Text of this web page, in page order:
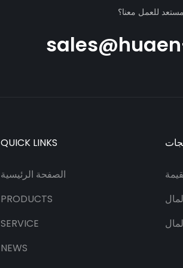
للعمل معنا؟
QUICK LINKS
الصفحة الرئيسية
PRODUCTS
SERVICE
NEWS